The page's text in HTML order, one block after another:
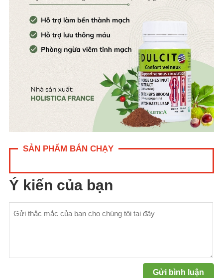
SẢN PHẨM BÁN CHẠY
Ý kiến của bạn